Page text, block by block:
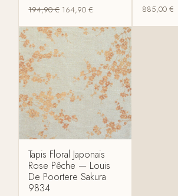
194,90€ 164,90€ 885,00 €
Tapis Floral Japonais
Rose Pêche — Louis
De Poortere Sakura
9834